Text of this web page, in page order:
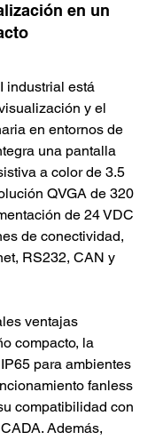
en un
industrial está
y el
en entornos de
una pantalla
a color de 3.5
QVGA de 320
de 24 VDC
de conectividad,
RS232, CAN y
ventajas
compacto, la
para ambientes
fanless
compatibilidad con
Además,